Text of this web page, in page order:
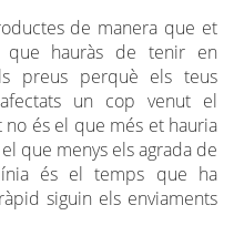
de manera que et
que hauràs de tenir en
preus perquè els teus
un cop venut el
és el que més et hauria
que menys els agrada de
és el temps que ha
siguin els enviaments